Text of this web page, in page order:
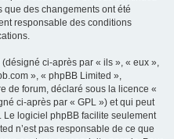
que des changements ont été
responsable des conditions
ci-après par « ils », « eux »,
», « phpBB Limited »,
de forum, déclaré sous la licence «
ci-après par « GPL ») et qui peut
. Le logiciel phpBB facilite seulement
n’est pas responsable de ce que